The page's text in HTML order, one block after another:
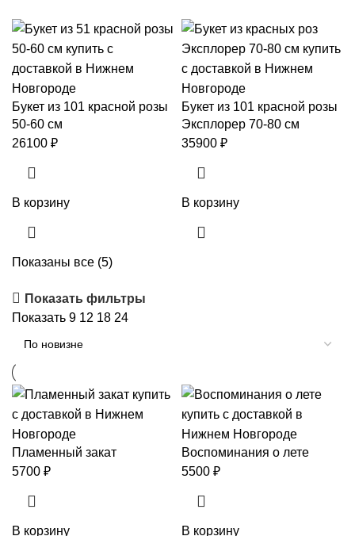
Букет из 101 красной розы
50-60 см
26100 ₽
В корзину
Букет из 101 красной розы
Эксплорер 70-80 см
35900 ₽
В корзину
Показаны все (5)
Показать фильтры
Показать 9 12 18 24
Пламенный закат
5700 ₽
В корзину
Воспоминания о лете
5500 ₽
В корзину